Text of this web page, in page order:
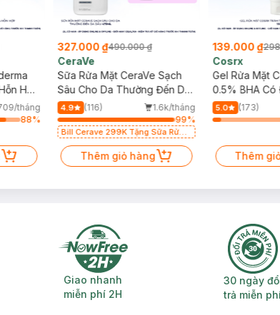
Hợp
tháng
88%
327.000 ₫490.000 ₫
CeraVe
Sữa Rửa Mặt CeraVe Sạch
Sâu Cho Da Thường Đến Da
Dầu 473ml
4.9 (116)
1.6k/tháng
99%
Bill Cerave 299K Tặng Sữa Rửa
Thêm giỏ hàng
139.000 ₫
Cosrx
Gel Rửa Mặt
0.5% BHA
150ml
5.0
(173)
Thêm
nhận hàng Giao nhanh miễn phí 2H
Giao nhanh
miễn phí 2H
30
30 ngày
trả miễn